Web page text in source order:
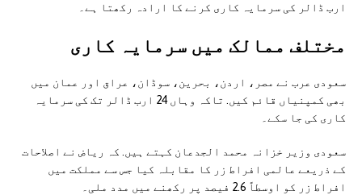
ارب ڈالر کی سرمایہ کاری کرنے کا ارادہ رکھتا ہے۔
مختلف ممالک ميں سرمايہ کاری
سعودی عرب نے مصر، اردن، بحرین، سوڈان، عراق اور عمان میں
بھی کمپنیاں قائم کیں. تاکہ وہاں 24 ارب ڈالر تک کی سرمایہ
کاری کی جا سکے۔
سعودی وزیر خزانہ محمد الجدعان کہتے ہیں. کہ ریاض نے اصلاحات
کے ذریعے عالمی افراط زر کا مقابلہ کیا جس سے مملکت میں
افراط زر کو اوسطاً 2.6 فیصد پر رکھنے میں مدد ملی۔